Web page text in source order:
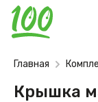
Главная
Крышка